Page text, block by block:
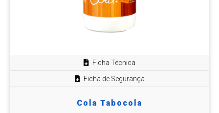
Ficha Técnica
Ficha de Segurança
Cola Tabocola